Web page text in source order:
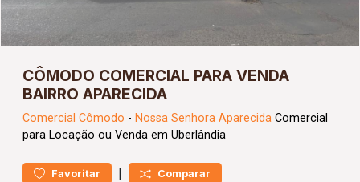
CÔMODO COMERCIAL PARA VENDA
BAIRRO APARECIDA
Comercial Cômodo - Nossa Senhora Aparecida Comercial
para Locação ou Venda em Uberlândia
Favoritar | Comparar